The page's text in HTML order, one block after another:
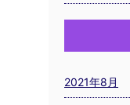
2021年8月